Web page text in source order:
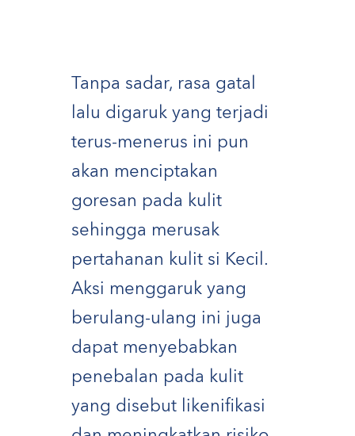
Tanpa sadar, rasa gatal
lalu digaruk yang terjadi
terus-menerus ini pun
akan menciptakan
goresan pada kulit
sehingga merusak
pertahanan kulit si Kecil.
Aksi menggaruk yang
berulang-ulang ini juga
dapat menyebabkan
penebalan pada kulit
yang disebut likenifikasi